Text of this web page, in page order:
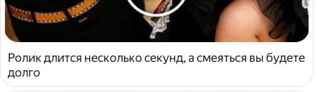
Ролик длится несколько секунд, а смеяться вы будете
долго